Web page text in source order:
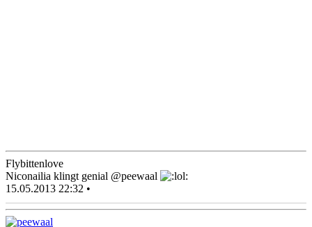
Flybittenlove
Niconailia klingt genial @peewaal
15.05.2013 22:32 •